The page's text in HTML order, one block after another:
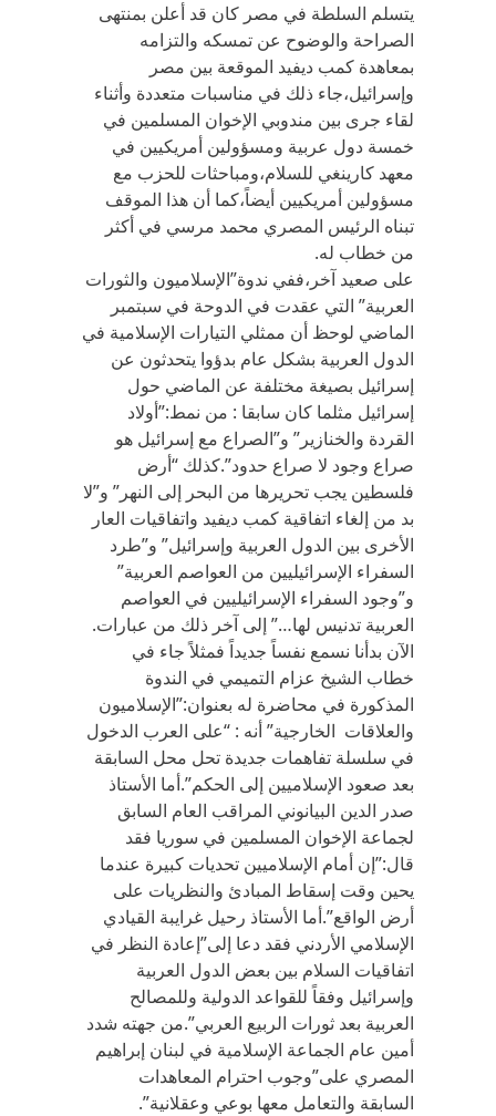
يتسلم السلطة في مصر كان قد أعلن بمنتهى
الصراحة والوضوح عن تمسكه والتزامه
بمعاهدة كمب ديفيد الموقعة بين مصر
وإسرائيل،جاء ذلك في مناسبات متعددة وأثناء
لقاء جرى بين مندوبي الإخوان المسلمين في
خمسة دول عربية ومسؤولين أمريكيين في
معهد كارينغي للسلام،ومباحثات للحزب مع
مسؤولين أمريكيين أيضاً،كما أن هذا الموقف
تبناه الرئيس المصري محمد مرسي في أكثر
من خطاب له.
على صعيد آخر،ففي ندوة”الإسلاميون والثورات
العربية” التي عقدت في الدوحة في سبتمبر
الماضي لوحظ أن ممثلي التيارات الإسلامية في
الدول العربية بشكل عام بدؤوا يتحدثون عن
إسرائيل بصيغة مختلفة عن الماضي حول
إسرائيل مثلما كان سابقا : من نمط:”أولاد
القردة والخنازير” و”الصراع مع إسرائيل هو
صراع وجود لا صراع حدود”.كذلك “أرض
فلسطين يجب تحريرها من البحر إلى النهر” و”لا
بد من إلغاء اتفاقية كمب ديفيد واتفاقيات العار
الأخرى بين الدول العربية وإسرائيل” و”طرد
السفراء الإسرائيليين من العواصم العربية”
و”وجود السفراء الإسرائيليين في العواصم
العربية تدنيس لها…” إلى آخر ذلك من عبارات.
الآن بدأنا نسمع نفساً جديداً فمثلاً جاء في
خطاب الشيخ عزام التميمي في الندوة
المذكورة في محاضرة له بعنوان:”الإسلاميون
والعلاقات الخارجية” أنه : “على العرب الدخول
في سلسلة تفاهمات جديدة تحل محل السابقة
بعد صعود الإسلاميين إلى الحكم”.أما الأستاذ
صدر الدين البيانوني المراقب العام السابق
لجماعة الإخوان المسلمين في سوريا فقد
قال:”إن أمام الإسلاميين تحديات كبيرة عندما
يحين وقت إسقاط المبادئ والنظريات على
أرض الواقع”.أما الأستاذ رحيل غرايبة القيادي
الإسلامي الأردني فقد دعا إلى”إعادة النظر في
اتفاقيات السلام بين بعض الدول العربية
وإسرائيل وفقاً للقواعد الدولية وللمصالح
العربية بعد ثورات الربيع العربي”.من جهته شدد
أمين عام الجماعة الإسلامية في لبنان إبراهيم
المصري على”وجوب احترام المعاهدات
السابقة والتعامل معها بوعي وعقلانية”.